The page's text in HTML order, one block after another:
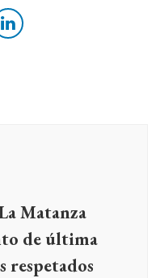
Matanza
de última
respetados